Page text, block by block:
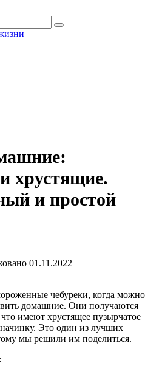
хрустящие.
и простой
01.11.2022
чебуреки, когда можно
домашние. Они получаются
имеют хрустящее пузырчатое
Это один из лучших
мы решили им поделиться.